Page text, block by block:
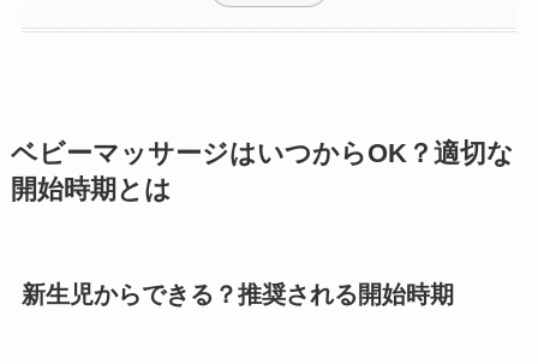
ベビーマッサージはいつからOK？適切な
開始時期とは
新生児からできる？推奨される開始時期